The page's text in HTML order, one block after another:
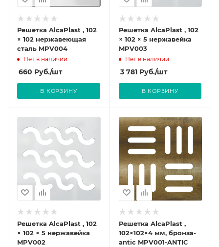
Решетка AlcaPlast , 102
× 102 нержавеющая
сталь MPV004
Нет в наличии
660 Руб./шт
В КОРЗИНУ
Решетка AlcaPlast , 102
× 102 × 5 нержавейка
MPV003
Нет в наличии
3 781Руб./шт
В КОРЗИНУ
Решетка AlcaPlast , 102
× 102 × 5 нержавейка
MPV002
Решетка AlcaPlast ,
102×102×4 мм, бронза-
antic MPV001-ANTIC